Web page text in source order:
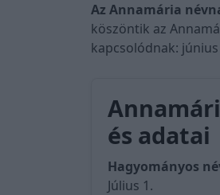
Az Annamária
köszöntik az
kapcsolódnak: június
és adatai
Hagyományos
Július 1.